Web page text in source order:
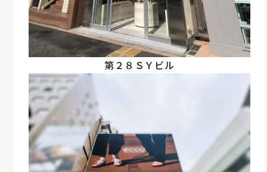
第２８ＳＹビル